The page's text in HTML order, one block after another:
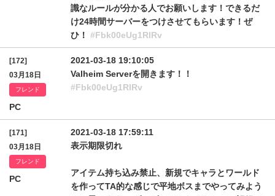
識なルールが分かる人でお願いします！できるだ
け24時間サーバーをつけさせてもらいます！ぜ
ひ！ #Fbk00eUg1RlRv
[172]
03月18日
フレンド
PC
2021-03-18 19:10:05
Valheim Serverを開きます！！
#Fbk00eUg1RlRv
[171]
03月18日
フレンド
PC
2021-03-18 17:59:11
表示期限切れ
アイテム持ち込み禁止、新規でキャラとワールド
を作ってTA的な感じで平地ボスまでやってみよう